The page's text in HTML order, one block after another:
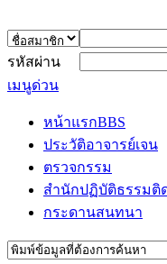
รหัสผ่าน
เมนูด่วน
หน้าแรกBBS
ประวัติอาจารย์เจน
ตรวจกรรม
สำนักปฏิบัติธรรมติ
กระดานสนทนา